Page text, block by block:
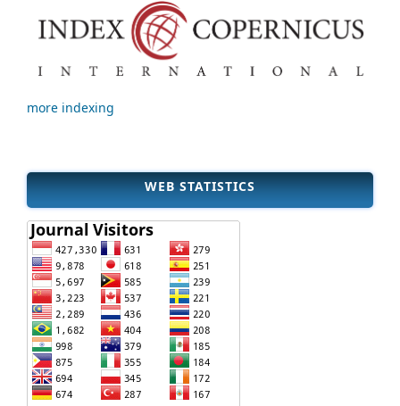
more indexing
WEB STATISTICS